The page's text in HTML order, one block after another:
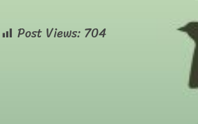
Post Views:704